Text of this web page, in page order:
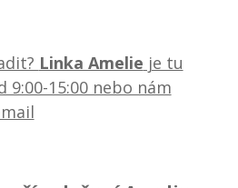
Linka Amelie je tu
9:00-15:00 nebo nám